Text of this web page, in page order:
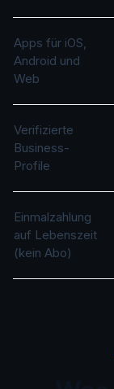
Apps für iOS,
Android und
Web
Verifizierte
Business-
Profile
Einmalzahlung
auf Lebenszeit
(kein Abo)